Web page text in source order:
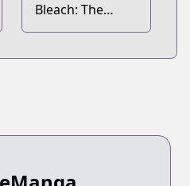
Bleach: The
Death Save the